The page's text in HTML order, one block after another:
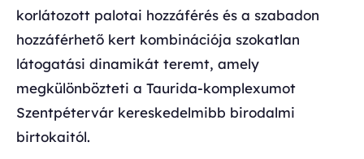
korlátozott palotai hozzáférés és a szabadon
hozzáférhető kert kombinációja szokatlan
látogatási dinamikát teremt, amely
megkülönbözteti a Taurida-komplexumot
Szentpétervár kereskedelmibb birodalmi
birtokaitól.